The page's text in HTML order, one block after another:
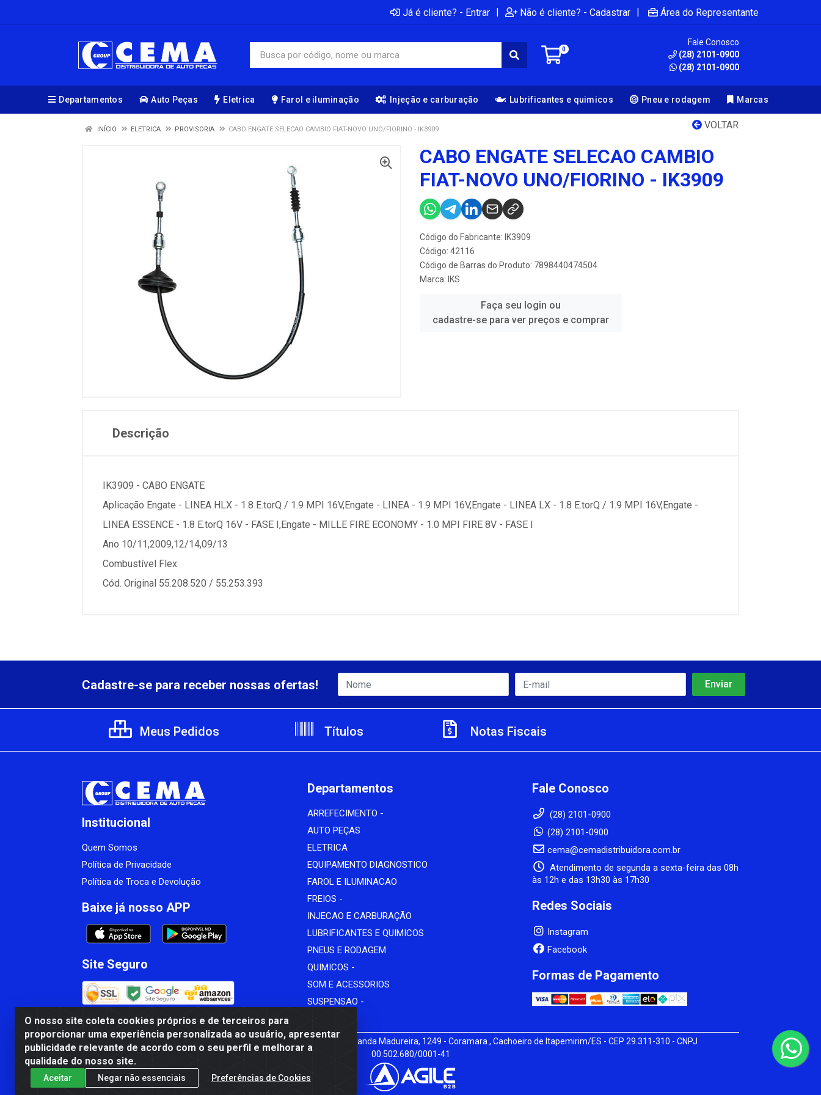
Já é cliente? - Entrar | Não é cliente? - Cadastrar | Área do Representante
0
Fale Conosco
(28) 2101-0900
(28) 2101-0900
Departamentos Auto Peças Eletrica Farol e iluminação Injeção e carburação Lubrificantes e quimicos Pneu e rodagem Marcas
VOLTAR
INÍCIO ELETRICA PROVISORIA CABO ENGATE SELECAO CAMBIO FIAT-NOVO UNO/FIORINO - IK3909
CABO ENGATE SELECAO CAMBIO
FIAT-NOVO UNO/FIORINO - IK3909
Código do Fabricante: IK3909
Código: 42116
Código de Barras do Produto: 7898440474504
Marca: IKS
Faça seu login ou
cadastre-se para ver preços e comprar
Descrição
IK3909 - CABO ENGATE
Aplicação Engate - LINEA HLX - 1.8 E.torQ / 1.9 MPI 16V,Engate - LINEA - 1.9 MPI 16V,Engate - LINEA LX - 1.8 E.torQ / 1.9 MPI 16V,Engate -
LINEA ESSENCE - 1.8 E.torQ 16V - FASE I,Engate - MILLE FIRE ECONOMY - 1.0 MPI FIRE 8V - FASE I
Ano 10/11,2009,12/14,09/13
Combustível Flex
Cód. Original 55.208.520 / 55.253.393
O nosso site coleta cookies próprios e de terceiros para
proporcionar uma experiência personalizada ao usuário, apresentar
publicidade relevante de acordo com o seu perfil e melhorar a
qualidade do nosso site.
Aceitar Negar não essenciais Preferências de Cookies
Cadastre-se para receber nossas ofertas!
Meus Pedidos Títulos Notas Fiscais
Institucional
Quem Somos
Política de Privacidade
Política de Troca e Devolução
Baixe já nosso APP
Site Seguro
Departamentos
ARREFECIMENTO -
AUTO PEÇAS
ELETRICA
EQUIPAMENTO DIAGNOSTICO
FAROL E ILUMINACAO
FREIOS -
INJECAO E CARBURAÇÃO
LUBRIFICANTES E QUIMICOS
PNEUS E RODAGEM
QUIMICOS -
SOM E ACESSORIOS
SUSPENSAO -
Fale Conosco
(28) 2101-0900
(28) 2101-0900
cema@cemadistribuidora.com.br
Atendimento de segunda a sexta-feira das 08h
às 12h e das 13h30 às 17h30
Redes Sociais
Instagram
Facebook
Formas de Pagamento
CBP MACEDO COMERCIO PEÇAS LTDA Matriz - av Mauro Miranda Madureira, 1249 - Coramara , Cachoeiro de Itapemirim/ES - CEP 29.311-310 - CNPJ
00.502.680/0001-41